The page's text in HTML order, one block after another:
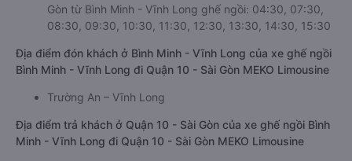
Gòn từ Bình Minh - Vĩnh Long ghế ngồi: 04:30, 07:30,
08:30, 09:30, 10:30, 11:30, 12:30, 13:30, 14:30, 15:30
Địa điểm đón khách ở Bình Minh - Vĩnh Long của xe ghế ngồi
Bình Minh - Vĩnh Long đi Quận 10 - Sài Gòn MEKO Limousine
Trường An – Vĩnh Long
Địa điểm trả khách ở Quận 10 - Sài Gòn của xe ghế ngồi Bình
Minh - Vĩnh Long đi Quận 10 - Sài Gòn MEKO Limousine